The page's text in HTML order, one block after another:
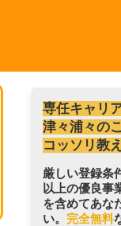
専任キャリ
津々浦々の
コッソリ教
厳しい登録条
以上の優良事
を含めてあな
い。 完全無料